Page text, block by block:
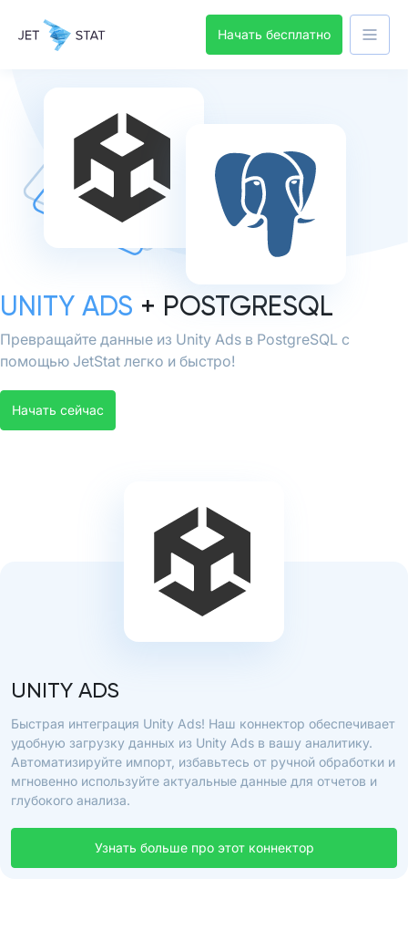
Начать бесплатно
UNITY ADS + POSTGRESQL
Превращайте данные из Unity Ads в PostgreSQL с
помощью JetStat легко и быстро!
Начать сейчас
UNITY ADS
Быстрая интеграция Unity Ads! Наш коннектор обеспечивает
удобную загрузку данных из Unity Ads в вашу аналитику.
Автоматизируйте импорт, избавьтесь от ручной обработки и
мгновенно используйте актуальные данные для отчетов и
глубокого анализа.
Узнать больше про этот коннектор